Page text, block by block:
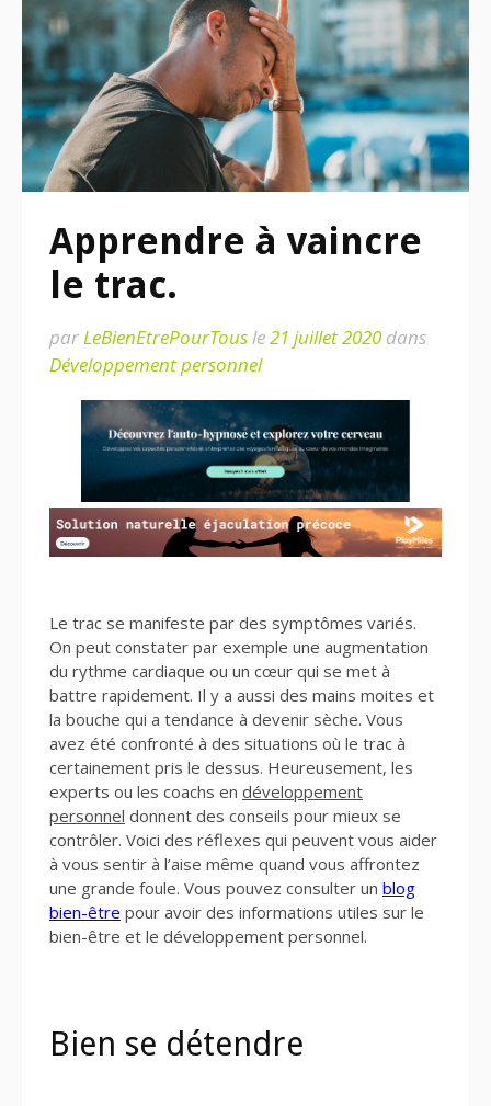
Apprendre à vaincre
le trac.
parLeBienEtrePourTousle21 juillet 2020 dans
Développement personnel
Le trac se manifeste par des symptômes variés.
On peut constater par exemple une augmentation
du rythme cardiaque ou un cœur qui se met à
battre rapidement. Il y a aussi des mains moites et
la bouche qui a tendance à devenir sèche. Vous
avez été confronté à des situations où le trac à
certainement pris le dessus. Heureusement, les
experts ou les coachs en développement
personnel donnent des conseils pour mieux se
contrôler. Voici des réflexes qui peuvent vous aider
à vous sentir à l’aise même quand vous affrontez
une grande foule. Vous pouvez consulter un blog
bien-être pour avoir des informations utiles sur le
bien-être et le développement personnel.
Bien se détendre